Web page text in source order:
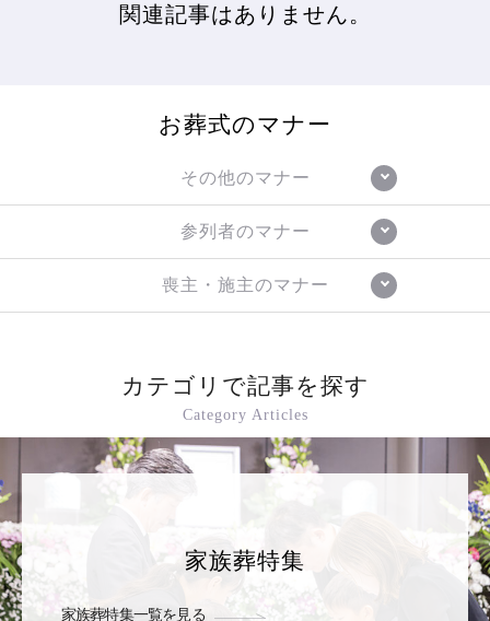
関連記事はありません。
お葬式のマナー
その他のマナー
参列者のマナー
喪主・施主のマナー
カテゴリで記事を探す
Category Articles
家族葬特集
家族葬特集一覧を見る